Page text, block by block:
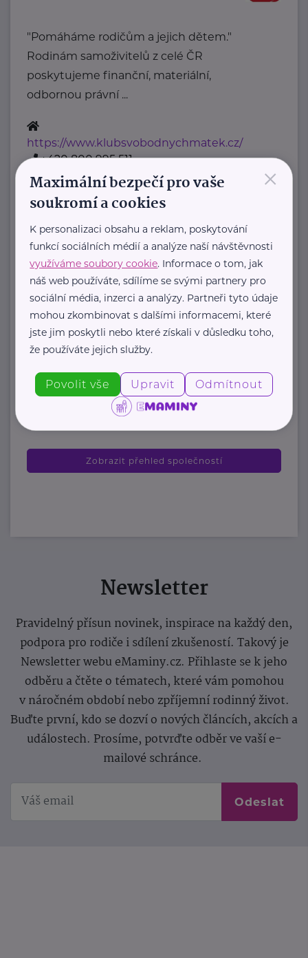
"Pomáháme rodičům a jejich dětem."
Rodinám samoživitelů z celé ČR
poskytujeme finanční, materiální,
odbornou právní ...
https://www.klubsvobodnychmatek.cz/
+420 800 995 511
info@klubsvobodnychmatek.cz
Povltavská 5/74 Praha 7 – Troja
"Dáváme oblečení nový život,
pomáháme potřebným."
Oděvní banka je charitativní
organizace, která každoročně
poskytuje více ...
https://www.odevnibanka.cz/
+420 702 019 159
info@odevnibanka.cz
Zobrazit přehled společností
Newsletter
Pravidelný přísun novinek, inspirace na každý den,
podpora pro rodiče i sdílení zkušeností. Takový je
Newsletter webu eMaminy.cz. Přihlaste se k jeho
odběru a čtěte o tématech, které vám pomohou
v náročném období nebo zpříjemní rodinný život.
Buďte první, kdo se dozví o nových článcích, akcích a
událostech. Prosíme, potvrďte odběr ve vaší e-
mailové schránce.
Odeslat
×
Maximální bezpečí pro vaše
soukromí a cookies
K personalizaci obsahu a reklam, poskytování
funkcí sociálních médií a analýze naší návštěvnosti
využíváme soubory cookie. Informace o tom, jak
náš web používáte, sdílíme se svými partnery pro
sociální média, inzerci a analýzy. Partneři tyto údaje
mohou zkombinovat s dalšími informacemi, které
jste jim poskytli nebo které získali v důsledku toho,
že používáte jejich služby.
Povolit vše Upravit Odmítnout